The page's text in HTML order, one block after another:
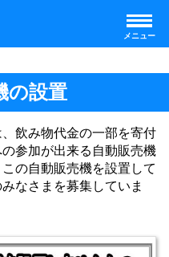
メニュー
の設置
飲み物代金の一部を寄付
参加が出来る自動販売機
の自動販売機を設置して
なさまを募集していま